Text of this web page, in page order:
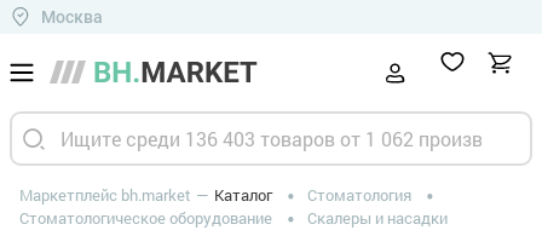
Москва
Маркетплейс bh.market Каталог
Стоматология
Стоматологическое оборудование
Скалеры и насадки